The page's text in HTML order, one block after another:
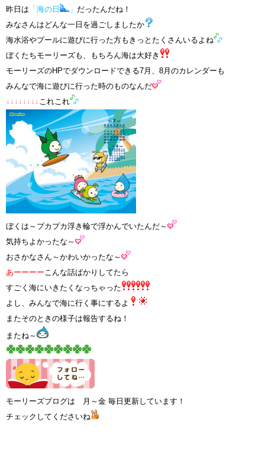
昨日は 「海の日 」 だったんだね！
みなさんはどんな一日を過ごしましたか
海水浴やプールに遊びに行った方もきっとたくさんいるよね
ぼくたちモーリーズも、もちろん海は大好き
モーリーズのHPでダウンロードできる7月、8月のカレンダーも
みんなで海に遊びに行った時のものなんだ
↓↓↓↓↓↓↓↓ これこれ
ぼくは～プカプカ浮き輪で浮かんでいたんだ～
気持ちよかったな～
おさかなさん～かわいかったな～
あーーーー こんな話ばかりしてたら
すごく海にいきたくなっちゃった
よし、みんなで海に行く事にするよ
またそのときの様子は報告するね！
またね～
モーリーズブログは 月～金 毎日更新しています！
チェックしてくださいね